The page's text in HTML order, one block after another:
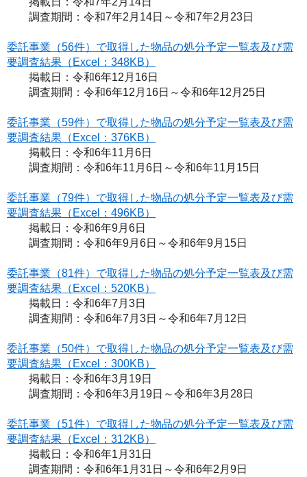
調査期間：令和7年2月14日～令和7年2月23日
委託事業（56件）で取得した物品の処分予定一覧表及び需
要調査結果（Excel：348KB）
掲載日：令和6年12月16日
調査期間：令和6年12月16日～令和6年12月25日
委託事業（59件）で取得した物品の処分予定一覧表及び需
要調査結果（Excel：376KB）
掲載日：令和6年11月6日
調査期間：令和6年11月6日～令和6年11月15日
委託事業（79件）で取得した物品の処分予定一覧表及び需
要調査結果（Excel：496KB）
掲載日：令和6年9月6日
調査期間：令和6年9月6日～令和6年9月15日
委託事業（81件）で取得した物品の処分予定一覧表及び需
要調査結果（Excel：520KB）
掲載日：令和6年7月3日
調査期間：令和6年7月3日～令和6年7月12日
委託事業（50件）で取得した物品の処分予定一覧表及び需
要調査結果（Excel：300KB）
掲載日：令和6年3月19日
調査期間：令和6年3月19日～令和6年3月28日
委託事業（51件）で取得した物品の処分予定一覧表及び需
要調査結果（Excel：312KB）
掲載日：令和6年1月31日
調査期間：令和6年1月31日～令和6年2月9日